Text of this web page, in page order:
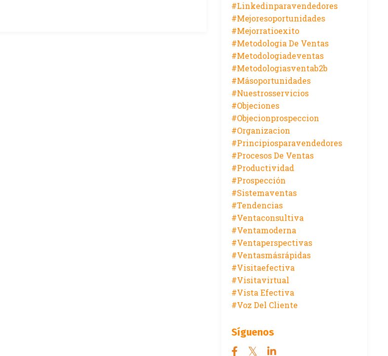
#linkedinparavendedores
#mejoresoportunidades
#mejorratioexito
#metodologia De Ventas
#metodologiadeventas
#metodologiasventab2b
#másoportunidades
#nuestrosservicios
#objeciones
#objecionprospeccion
#organizacion
#principiosparavendedores
#procesos De Ventas
#productividad
#prospección
#sistemaventas
#tendencias
#ventaconsultiva
#ventamoderna
#ventaperspectivas
#ventasmásrápidas
#visitaefectiva
#visitavirtual
#vista Efectiva
#voz Del Cliente
Síguenos